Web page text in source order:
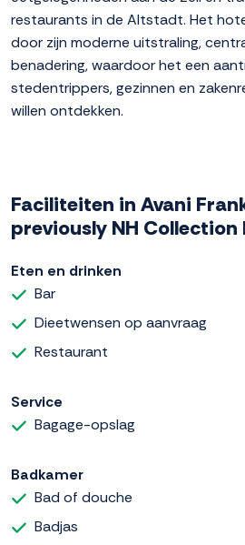
restaurants in de Altstadt. Het
door zijn moderne uitstraling,
benadering, waardoor het een
stedentrippers, gezinnen en
willen ontdekken.
Faciliteiten in Avani
previously NH
Eten en drinken
Bar
Dieetwensen op aanvraag
Restaurant
Service
Bagage-opslag
Badkamer
Bad of douche
Badjas